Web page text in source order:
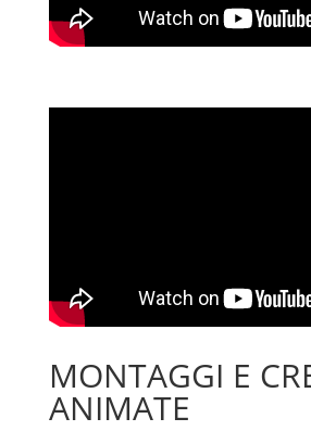
MONTAGGI E
ANIMATE